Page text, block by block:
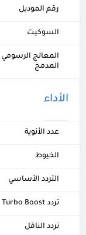
رقم الموديل
السوكيت
المعالج الرسومي
المدمج
الأداء
عدد الأنوية
الخيوط
التردد الأساسي
تردد Turbo Boost
تردد الناقل